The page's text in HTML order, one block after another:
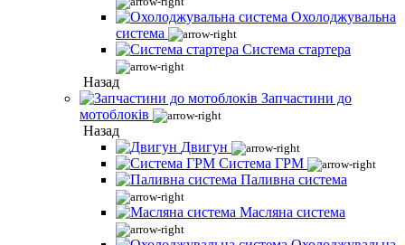
Охолоджувальна
система
Система стартера
Назад
Запчастини до
мотоблоків
Назад
Двигун
Система ГРМ
Паливна система
Масляна система